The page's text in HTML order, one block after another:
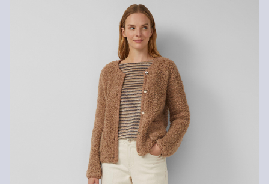
Nelze bělit chlórem
Nesušit v sušičce
Šetrné praní v pračce na 30 °
Nežehlit při vysoké teplotě
Nelze chemicky čistit
standardní doručení jsou 119,00 Kč .
Své zboží nám můžete bezplatně vrátit do 14 dnů.